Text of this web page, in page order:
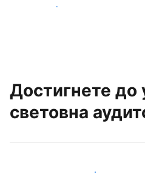
Започнете днес
Достигнете до
световна
Достигнете до нови гости